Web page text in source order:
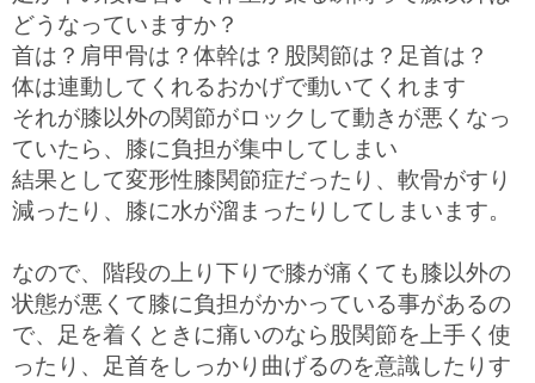
どうなっていますか？
首は？肩甲骨は？体幹は？股関節は？足首は？
体は連動してくれるおかげで動いてくれます
それが膝以外の関節がロックして動きが悪くなっ
ていたら、膝に負担が集中してしまい
結果として変形性膝関節症だったり、軟骨がすり
減ったり、膝に水が溜まったりしてしまいます。
なので、階段の上り下りで膝が痛くても膝以外の
状態が悪くて膝に負担がかかっている事があるの
で、足を着くときに痛いのなら股関節を上手く使
ったり、足首をしっかり曲げるのを意識したりす